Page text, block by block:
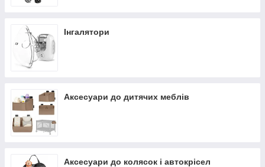
Інгалятори
Аксесуари до дитячих меблів
Аксесуари до колясок і автокрісел